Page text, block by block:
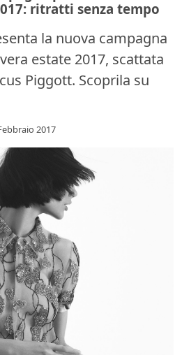
ritratti senza tempo
la nuova campagna
estate 2017, scattata
Piggott. Scoprila su
2017